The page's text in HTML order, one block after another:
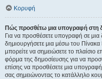
Κορυφή
Πώς προσθέτω μια υπογραφή στη
Για να προσθέσετε υπογραφή σε
δημιουργήσετε μια μέσω του
μπορείτε να σημειώσετε το πλαίσιο
φόρμα της δημοσίευσης για να
επίσης να προσθέσετε μια υπογραφή
σας σημειώνοντας το κατάλληλο